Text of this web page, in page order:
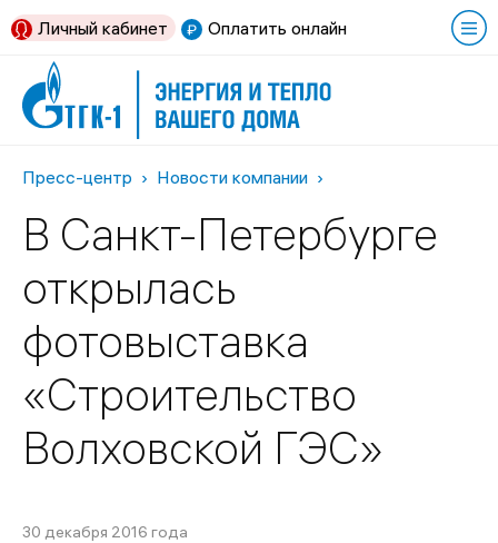
Оплатить онлайн
Личный кабинет
Пресс-центр Новости компании
В Санкт-Петербурге
открылась
фотовыставка
«Строительство
Волховской ГЭС»
30 декабря 2016 года